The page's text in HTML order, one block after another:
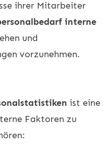
ihrer Mitarbeiter
interne
und
vorzunehmen.
ist eine
Faktoren zu